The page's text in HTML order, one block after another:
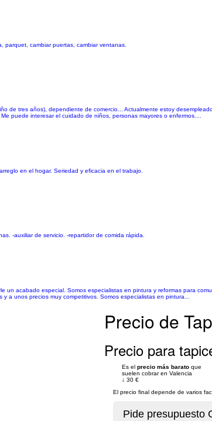
parquet, cambiar puertas, cambiar ventanas.
de tres años), dependiente de comercio... Actualmente estoy
puede interesar el cuidado de niños, personas mayores o enfermos....
en el hogar. Seriedad y eficacia en el trabajo.
-auxiliar de servicio. -repartidor de comida rápida.
acabado especial. Somos especialistas en pintura y reformas para
a unos precios muy competitivos. Somos especialistas en pintura...
Precio de
Precio para
Es el precio más barato que
suelen cobrar en Valencia
↓ 30 €
El precio final depende de varios